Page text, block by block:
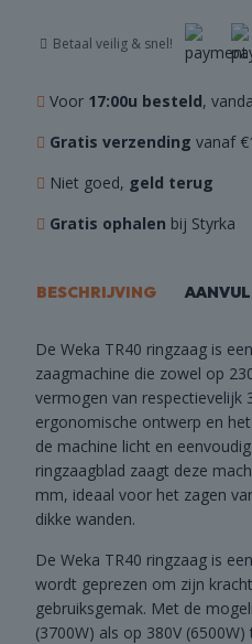
Betaal veilig & snel!
Voor 17:00u besteld,
Gratis verzending vanaf
Niet goed, geld terug
Gratis ophalen bij Styrka
BESCHRIJVING
De Weka TR40 ringzaag is
zaagmachine die zowel op
vermogen van respectievelijk
ergonomische ontwerp en
de machine licht en
ringzaagblad zaagt deze
mm, ideaal voor het zagen
dikke wanden.
De Weka TR40 ringzaag is
wordt geprezen om zijn
gebruiksgemak. Met de
(3700W) als op 380V